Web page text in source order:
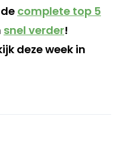
complete top 5
snel verder!
deze week in